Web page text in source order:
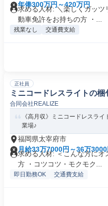
年俸300万円～420万円
求める人材: ＼楽しくガッツ
動車免許をお持ちの方 ・...
残業なし 交通費支給
正社員
ミニコードレスライトの梱
合同会社REALIZE
《高月収》ミニコードレスラ
業場♪
福岡県太宰府市
月給33万7000円～36万3000
求める人材: ＜こんな方に
方 ・コツコツ・モクモク...
即日勤務OK 交通費支給